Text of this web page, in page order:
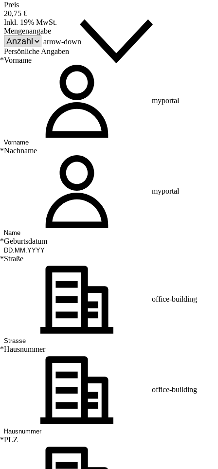
Preis
20,75 €
Inkl. 19% MwSt.
Mengenangabe
arrow-down
Persönliche Angaben
*Vorname
myportal
*Nachname
myportal
*Geburtsdatum
*Straße
office-building
*Hausnummer
office-building
*PLZ